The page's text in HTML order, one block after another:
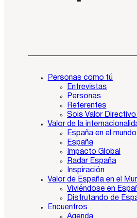
Personas como tú
Entrevistas
Personas
Referentes
Sois Valor
Valor de la
España en el mundo
España
Impacto Global
Radar España
Inspiración
Valor de España en el
Viviéndose en
Disfrutando de
Encuentros
Agenda